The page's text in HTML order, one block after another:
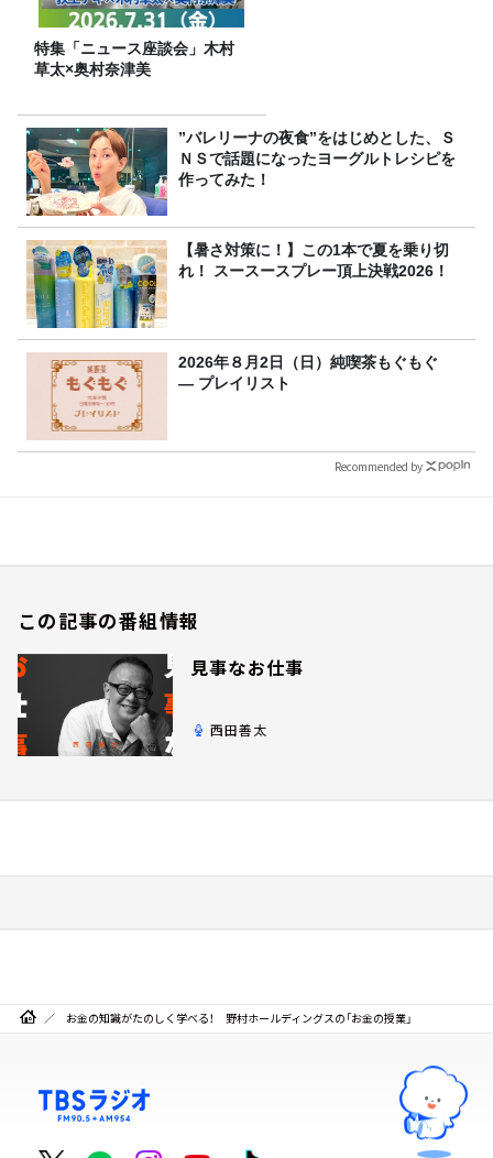
特集「ニュース座談会」木村
草太×奥村奈津美
”バレリーナの夜食”をはじめとした、Ｓ
ＮＳで話題になったヨーグルトレシピを
作ってみた！
【暑さ対策に！】この1本で夏を乗り切
れ！ スースースプレー頂上決戦2026！
2026年８月2日（日）純喫茶もぐもぐ
― プレイリスト
Recommended by
この記事の番組情報
見事なお仕事
西田善太
お金の知識がたのしく学べる！ 野村ホールディングスの「お金の授業」